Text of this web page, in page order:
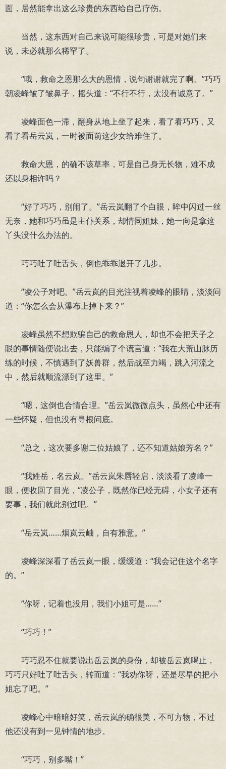
面，居然能拿出这么珍贵的东西给自己疗伤。
当然，这东西对自己来说可能很珍贵，可是对她们来
说，未必就那么稀罕了。
“哦，救命之恩那么大的恩情，说句谢谢就完了啊。”巧巧
朝凌峰皱了皱鼻子，摇头道：“不行不行，太没有诚意了。”
凌峰面色一滞，翻身从地上坐了起来，看了看巧巧，又
看了看岳云岚，一时被面前这少女给难住了。
救命大恩，的确不该草率，可是自己身无长物，难不成
还以身相许吗？
“好了巧巧，别闹了。”岳云岚翻了个白眼，眸中闪过一丝
无奈，她和巧巧虽是主仆关系，却情同姐妹，她一向是拿这
丫头没什么办法的。
巧巧吐了吐舌头，倒也乖乖退开了几步。
“凌公子对吧。”岳云岚的目光注视着凌峰的眼睛，淡淡问
道：“你怎么会从瀑布上掉下来？”
凌峰虽然不想欺骗自己的救命恩人，却也不会把天子之
眼的事情随便说出去，只能编了个谎言道：“我在大荒山脉历
练的时候，不慎遇到了妖兽群，然后战至力竭，跳入河流之
中，然后就顺流漂到了这里。”
“嗯，这倒也合情合理。”岳云岚微微点头，虽然心中还有
一些怀疑，但也没有寻根问底。
“总之，这次要多谢二位姑娘了，还不知道姑娘芳名？”
“我姓岳，名云岚。”岳云岚朱唇轻启，淡淡看了凌峰一
眼，便收回了目光，“凌公子，既然你已经无碍，小女子还有
要事，我们就此别过吧。”
“岳云岚……烟岚云岫，自有雅意。”
凌峰深深看了岳云岚一眼，缓缓道：“我会记住这个名字
的。”
“你呀，记着也没用，我们小姐可是……”
“巧巧！”
巧巧忍不住就要说出岳云岚的身份，却被岳云岚喝止，
巧巧只好吐了吐舌头，转而道：“我劝你呀，还是尽早的把小
姐忘了吧。”
凌峰心中暗暗好笑，岳云岚的确很美，不可方物，不过
他还没有到一见钟情的地步。
“巧巧，别多嘴！”